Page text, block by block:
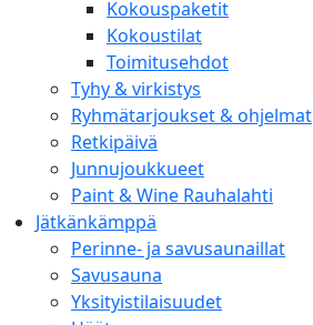
Kokouspaketit
Kokoustilat
Toimitusehdot
Tyhy & virkistys
Ryhmätarjoukset & ohjelmat
Retkipäivä
Junnujoukkueet
Paint & Wine Rauhalahti
Jätkänkämppä
Perinne- ja savusaunaillat
Savusauna
Yksityistilaisuudet